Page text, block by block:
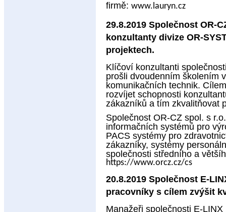
firmě: www.lauryn.cz
29.8.2019 Společnost OR-
konzultanty divize OR-
projektech.
Klíčoví konzultanti
prošli dvoudenním školením
komunikačních technik.
rozvíjet schopnosti
zákazníků a tím zkvalitňovat
Společnost OR-CZ spol. s
informačních systémů pro
PACS systémy pro
zákazníky, systémy
společnosti středního a
https://www.orcz.cz/cs
20.8.2019 Společnost E-
pracovníky s cílem zvýšit
Manažeři společnosti E-